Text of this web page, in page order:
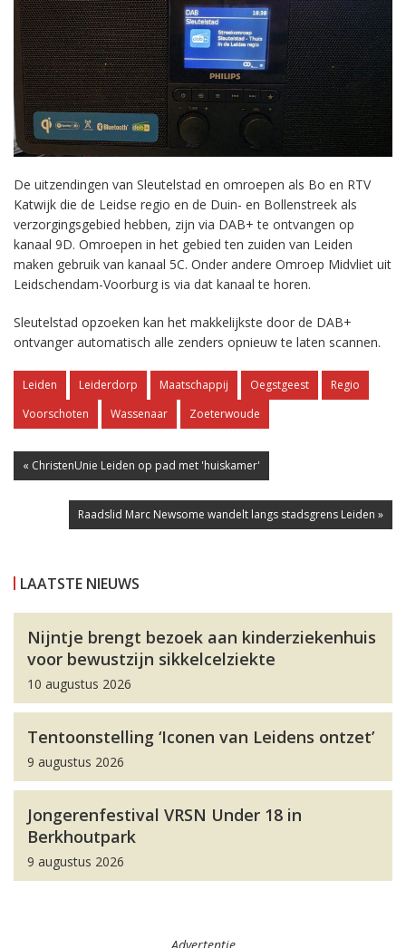
De uitzendingen van Sleutelstad en omroepen als Bo en RTV
Katwijk die de Leidse regio en de Duin- en Bollenstreek als
verzorgingsgebied hebben, zijn via DAB+ te ontvangen op
kanaal 9D. Omroepen in het gebied ten zuiden van Leiden
maken gebruik van kanaal 5C. Onder andere Omroep Midvliet uit
Leidschendam-Voorburg is via dat kanaal te horen.
Sleutelstad opzoeken kan het makkelijkste door de DAB+
ontvanger automatisch alle zenders opnieuw te laten scannen.
Leiden Leiderdorp Maatschappij Oegstgeest
Regio
Voorschoten
Wassenaar Zoeterwoude
« ChristenUnie Leiden op pad met 'huiskamer'
Raadslid Marc Newsome wandelt langs stadsgrens Leiden »
LAATSTE NIEUWS
Nijntje brengt bezoek aan kinderziekenhuis
voor bewustzijn sikkelcelziekte
10 augustus 2026
Tentoonstelling ‘Iconen van Leidens ontzet’
9 augustus 2026
Jongerenfestival VRSN Under 18 in
Berkhoutpark
9 augustus 2026